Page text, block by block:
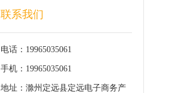
联系我们
电话：19965035061
手机：19965035061
地址：滁州定远县定远电子商务产